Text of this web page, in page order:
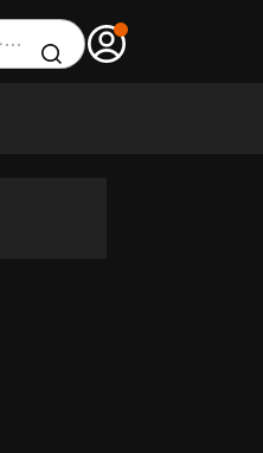
動画を検索（選手・チーム・プレー内容…）